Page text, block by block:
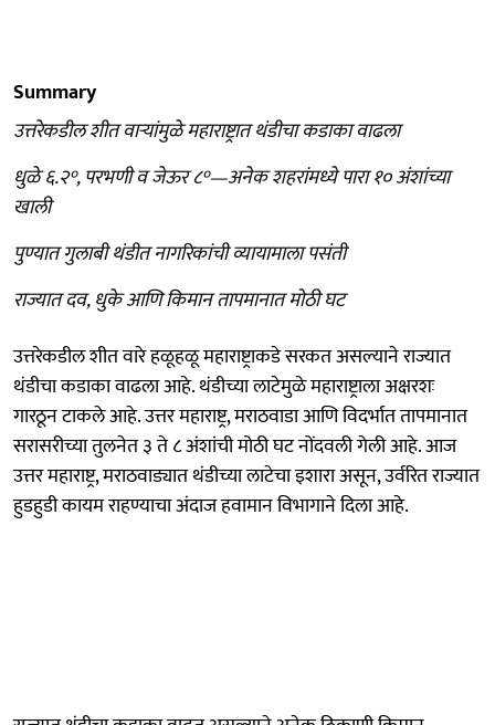
Summary
उत्तरेकडील शीत वाऱ्यांमुळे महाराष्ट्रात थंडीचा कडाका वाढला
धुळे ६.२°, परभणी व जेऊर ८°—अनेक शहरांमध्ये पारा १० अंशांच्या
खाली
पुण्यात गुलाबी थंडीत नागरिकांची व्यायामाला पसंती
राज्यात दव, धुके आणि किमान तापमानात मोठी घट
उत्तरेकडील शीत वारे हळूहळू महाराष्ट्राकडे सरकत असल्याने राज्यात
थंडीचा कडाका वाढला आहे. थंडीच्या लाटेमुळे महाराष्ट्राला अक्षरशः
गारठून टाकले आहे. उत्तर महाराष्ट्र, मराठवाडा आणि विदर्भात तापमानात
सरासरीच्या तुलनेत ३ ते ८ अंशांची मोठी घट नोंदवली गेली आहे. आज
उत्तर महाराष्ट्र, मराठवाड्यात थंडीच्या लाटेचा इशारा असून, उर्वरित राज्यात
हुडहुडी कायम राहण्याचा अंदाज हवामान विभागाने दिला आहे.